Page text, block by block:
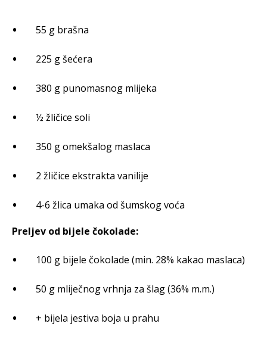
55 g brašna
225 g šećera
380 g punomasnog mlijeka
½ žličice soli
350 g omekšalog maslaca
2 žličice ekstrakta vanilije
4-6 žlica umaka od šumskog voća
Preljev od bijele čokolade:
100 g bijele čokolade (min. 28% kakao maslaca)
50 g mliječnog vrhnja za šlag (36% m.m.)
+ bijela jestiva boja u prahu